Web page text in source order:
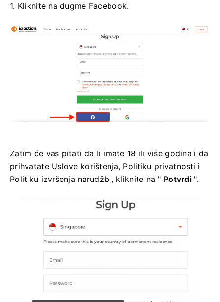
1. Kliknite na dugme Facebook.
Zatim će vas pitati da li imate 18 ili više godina i da
prihvatate Uslove korištenja, Politiku privatnosti i
Politiku izvršenja narudžbi, kliknite na " Potvrdi ".